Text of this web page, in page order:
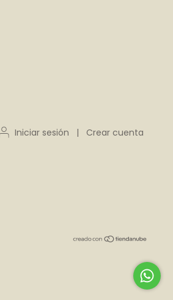
Iniciar sesión | Crear cuenta